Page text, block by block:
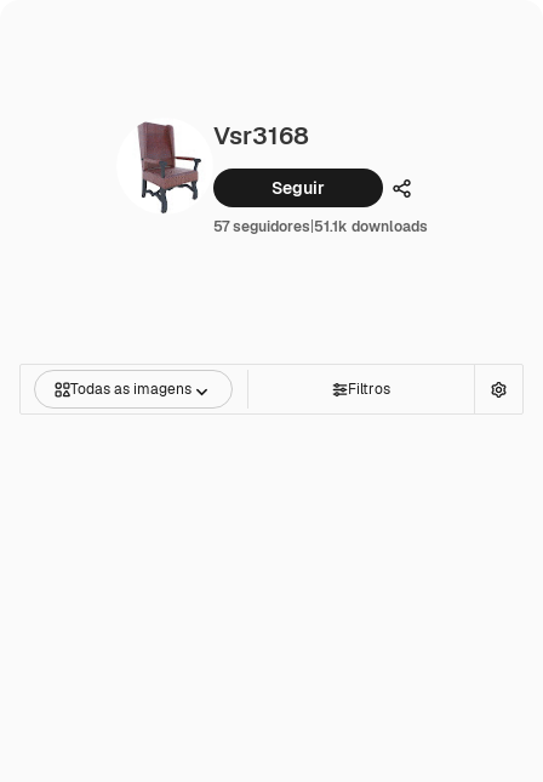
Vsr3168
Seguir Compartilhar
57 seguidores|51.1k downloads
Todas as imagens Filtros